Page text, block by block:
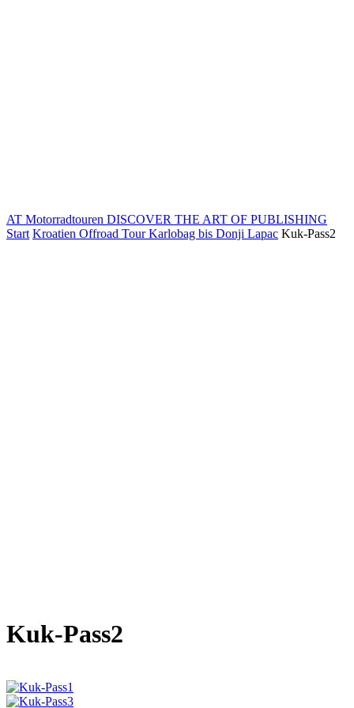
AT Motorradtouren DISCOVER THE ART OF PUBLISHING
Start Kroatien Offroad Tour Karlobag bis Donji Lapac Kuk-Pass2
Kuk-Pass2